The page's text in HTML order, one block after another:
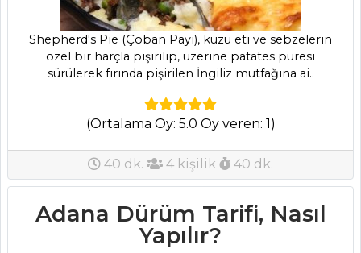
Fırında Kabak
Tarifi, Nasıl Yapılır?
Sebze Yemekleri
Tüm Tarifleri
Biberli Nohut
Yapılır?
Shepherd's Pie (Çoban Payı), kuzu eti ve sebzelerin
özel bir harçla pişirilip, üzerine patates püresi
sürülerek fırında pişirilen İngiliz mutfağına ai..
(Ortalama Oy: 5.0 Oy veren: 1)
40 dk. 4 kişilik 40 dk.
Adana Dürüm Tarifi, Nasıl
Yapılır?